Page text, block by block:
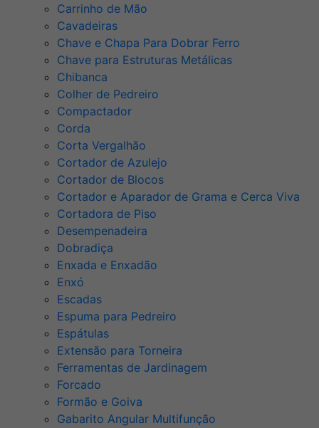
Carrinho de Mão
Cavadeiras
Chave e Chapa Para Dobrar Ferro
Chave para Estruturas Metálicas
Chibanca
Colher de Pedreiro
Compactador
Corda
Corta Vergalhão
Cortador de Azulejo
Cortador de Blocos
Cortador e Aparador de Grama e Cerca Viva
Cortadora de Piso
Desempenadeira
Dobradiça
Enxada e Enxadão
Enxó
Escadas
Espuma para Pedreiro
Espátulas
Extensão para Torneira
Ferramentas de Jardinagem
Forcado
Formão e Goiva
Gabarito Angular Multifunção